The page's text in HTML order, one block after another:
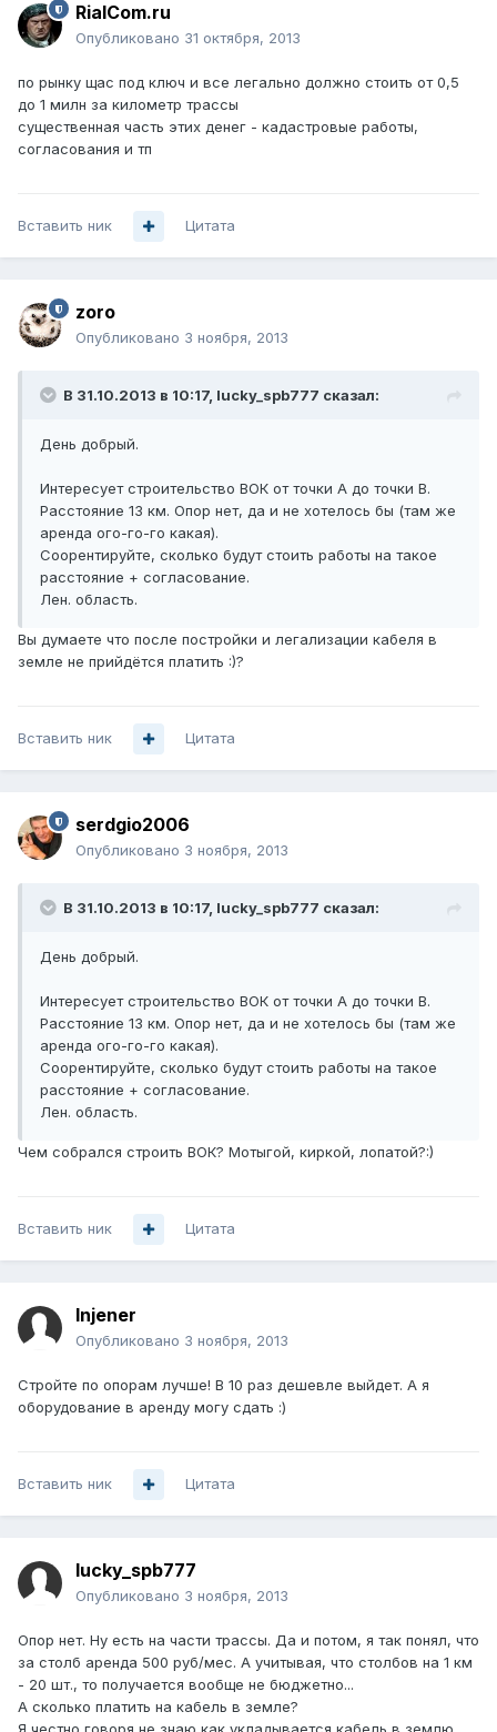
RialCom.ru
Опубликовано 31 октября, 2013
по рынку щас под ключ и все легально должно стоить от 0,5
до 1 милн за километр трассы
существенная часть этих денег - кадастровые работы,
согласования и тп
Вставить ник Цитата
zoro
Опубликовано 3 ноября, 2013
В 31.10.2013 в 10:17, lucky_spb777 сказал:
День добрый.
Интересует строительство ВОК от точки А до точки В.
Расстояние 13 км. Опор нет, да и не хотелось бы (там же
аренда ого-го-го какая).
Соорентируйте, сколько будут стоить работы на такое
расстояние + согласование.
Лен. область.
Вы думаете что после постройки и легализации кабеля в
земле не прийдётся платить :)?
Вставить ник Цитата
serdgio2006
Опубликовано 3 ноября, 2013
В 31.10.2013 в 10:17, lucky_spb777 сказал:
День добрый.
Интересует строительство ВОК от точки А до точки В.
Расстояние 13 км. Опор нет, да и не хотелось бы (там же
аренда ого-го-го какая).
Соорентируйте, сколько будут стоить работы на такое
расстояние + согласование.
Лен. область.
Чем собрался строить ВОК? Мотыгой, киркой, лопатой?:)
Вставить ник Цитата
Injener
Опубликовано 3 ноября, 2013
Стройте по опорам лучше! В 10 раз дешевле выйдет. А я
оборудование в аренду могу сдать :)
Вставить ник Цитата
lucky_spb777
Опубликовано 3 ноября, 2013
Опор нет. Ну есть на части трассы. Да и потом, я так понял, что
за столб аренда 500 руб/мес. А учитывая, что столбов на 1 км
- 20 шт., то получается вообще не бюджетно...
А сколько платить на кабель в земле?